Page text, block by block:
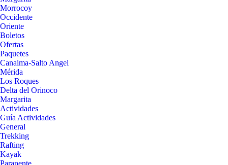
Morrocoy
Occidente
Oriente
Boletos
Ofertas
Paquetes
Canaima-Salto Angel
Mérida
Los Roques
Delta del Orinoco
Margarita
Actividades
Guía Actividades
General
Trekking
Rafting
Kayak
Parapente